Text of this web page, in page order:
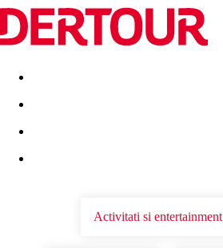
Destinatii Vacanta perfecta
Activitati si